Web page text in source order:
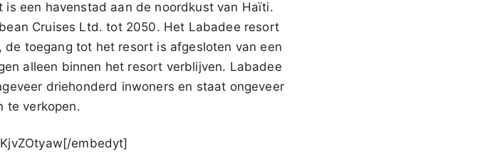
is een havenstad aan de noordkust van Haïti.
Cruises Ltd. tot 2050. Het Labadee resort
toegang tot het resort is afgesloten van een
alleen binnen het resort verblijven. Labadee
driehonderd inwoners en staat ongeveer
te verkopen.
embedyt]